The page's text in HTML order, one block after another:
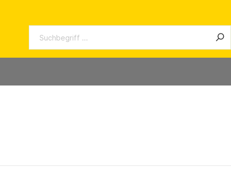
Kaltwasser-Hochdruckreiniger